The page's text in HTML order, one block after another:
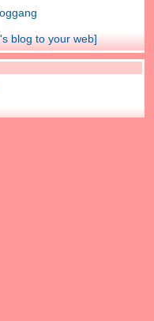
blog to your web]